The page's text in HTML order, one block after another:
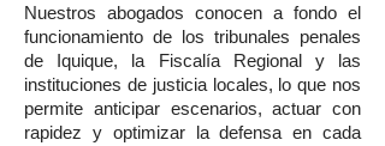
Nuestros abogados conocen a fondo el
funcionamiento de los tribunales penales
de Iquique, la Fiscalía Regional y las
instituciones de justicia locales, lo que nos
permite anticipar escenarios, actuar con
rapidez y optimizar la defensa en cada